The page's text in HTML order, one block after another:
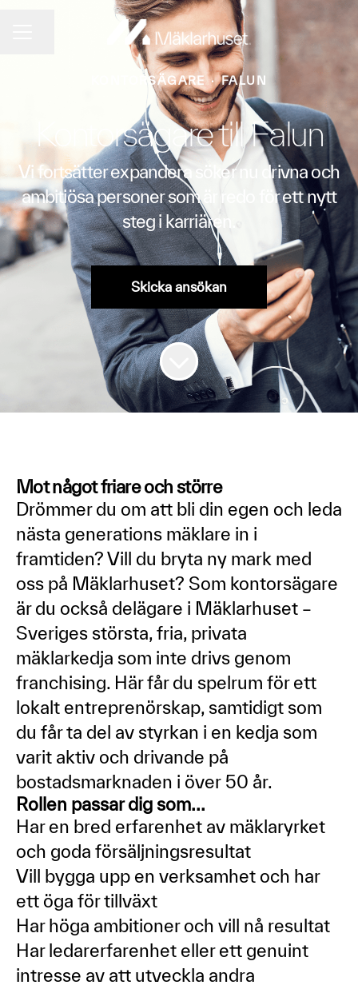
KONTORSÄGARE · FALUN
Kontorsägare till Falun
Vi fortsätter expandera söker nu drivna och
ambitiösa personer som är redo för ett nytt
steg i karriären.
Skicka ansökan
Mot något friare och större
Drömmer du om att bli din egen och leda
nästa generations mäklare in i
framtiden? Vill du bryta ny mark med
oss på Mäklarhuset? Som kontorsägare
är du också delägare i Mäklarhuset –
Sveriges största, fria, privata
mäklarkedja som inte drivs genom
franchising. Här får du spelrum för ett
lokalt entreprenörskap, samtidigt som
du får ta del av styrkan i en kedja som
varit aktiv och drivande på
bostadsmarknaden i över 50 år.
Rollen passar dig som...
Har en bred erfarenhet av mäklaryrket
och goda försäljningsresultat
Vill bygga upp en verksamhet och har
ett öga för tillväxt
Har höga ambitioner och vill nå resultat
Har ledarerfarenhet eller ett genuint
intresse av att utveckla andra